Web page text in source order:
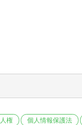
人権 個人情報保護法